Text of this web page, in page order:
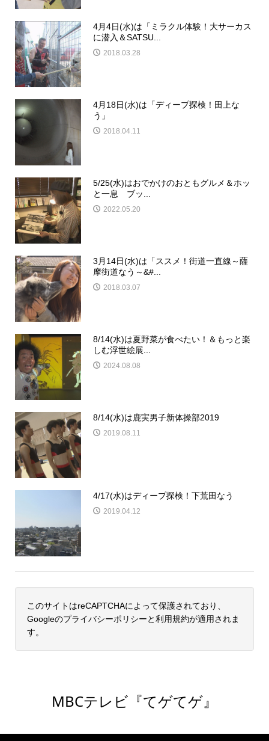
4月4日(水)は「ミラクル体験！大サーカス
に潜入＆SATSU...
2018.03.28
4月18日(水)は「ディープ探検！田上な
う」
2018.04.11
5/25(水)はおでかけのおともグルメ＆ホッ
と一息 ブッ...
2022.05.20
3月14日(水)は「ススメ！街道一直線～薩
摩街道なう～&#...
2018.03.07
8/14(水)は夏野菜が食べたい！＆もっと楽
しむ浮世絵展...
2024.08.08
8/14(水)は鹿実男子新体操部2019
2019.08.11
4/17(水)はディープ探検！下荒田なう
2019.04.12
このサイトはreCAPTCHAによって保護されており、
Googleのプライバシーポリシーと利用規約が適用されま
す。
MBCテレビ『てゲてゲ』